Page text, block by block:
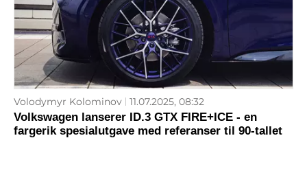
Volodymyr Kolominov 11.07.2025, 08:32
Volkswagen lanserer ID.3 GTX FIRE+ICE - en
fargerik spesialutgave med referanser til 90-tallet